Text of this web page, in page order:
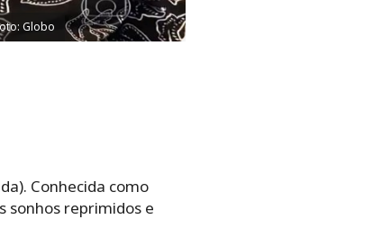
Globo
Conhecida como
sonhos reprimidos e